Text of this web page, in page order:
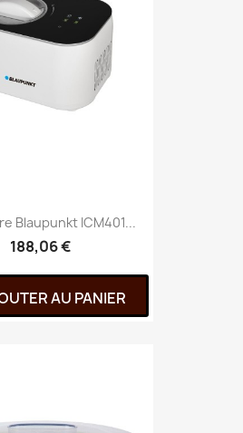
Blaupunkt ICM401...
188,06 €
AU PANIER